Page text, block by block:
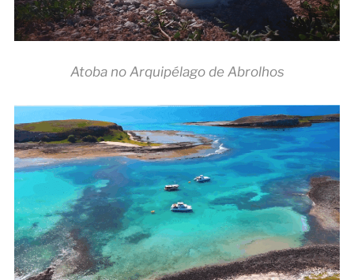
Atoba no Arquipélago de Abrolhos